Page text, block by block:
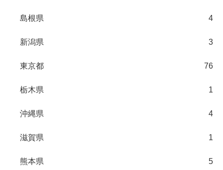
島根県 4
新潟県 3
東京都 76
栃木県 1
沖縄県 4
滋賀県 1
熊本県 5